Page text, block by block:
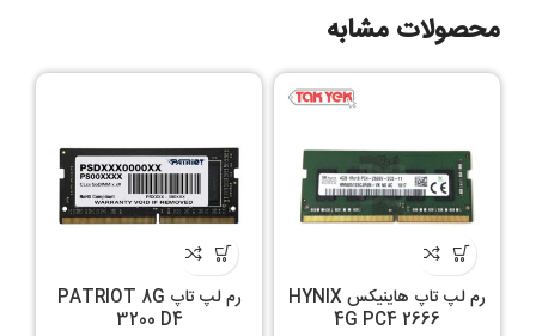
محصولات مشابه
رم لپ تاپ هاینیکس HYNIX
4G PC4 2666
رم لپ تاپ PATRIOT 8G
3200 D4